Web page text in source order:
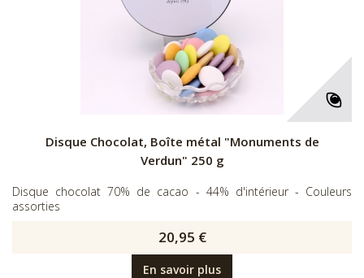
Disque Chocolat, Boîte métal "Monuments de
Verdun" 250 g
Disque chocolat 70% de cacao - 44% d'intérieur - Couleurs
assorties
20,95 €
En savoir plus